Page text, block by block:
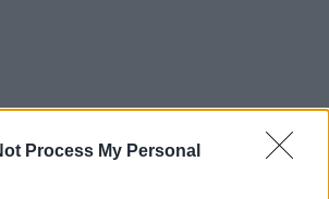
Process My Personal